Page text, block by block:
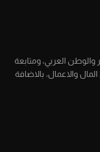
العربي، ومتابعة
والاعمال، بالاضافة